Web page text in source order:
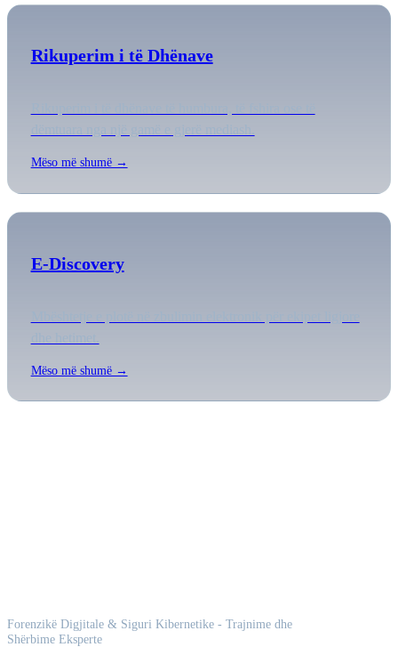
Rikuperim i të Dhënave
Mëso më shumë →
E-Discovery
Mëso më shumë →
Forenzikë Digjitale & Siguri Kibernetike - Trajnime dhe
Shërbime Eksperte